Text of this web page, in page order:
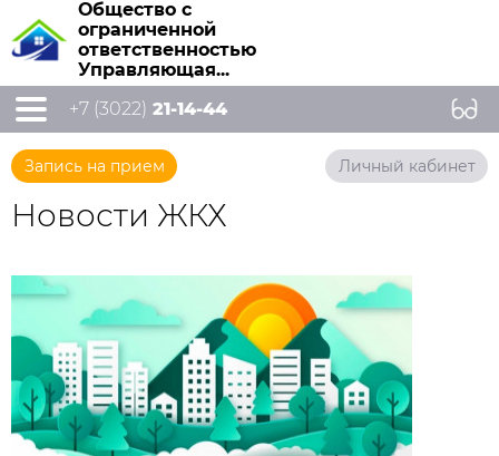
Общество с
ограниченной
ответственностью
Управляющая...
+7 (3022) 21-14-44
Запись на прием Личный кабинет
Новости ЖКХ